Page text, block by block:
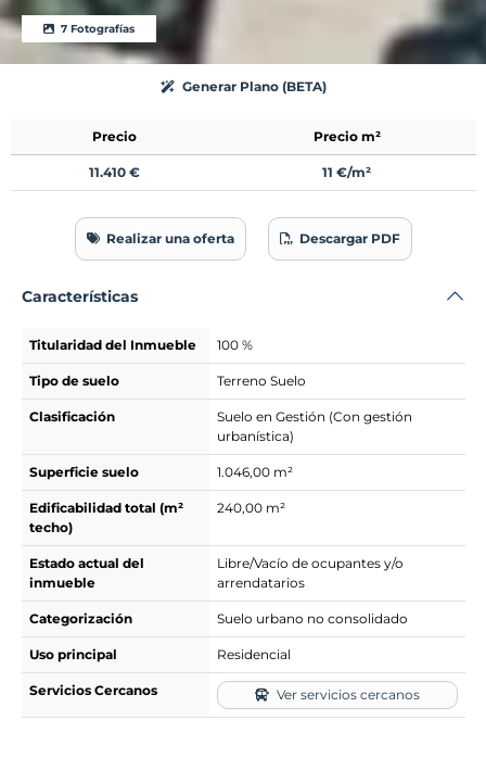
7 Fotografías
Generar Plano (BETA)
Precio Precio m²
11.410 € 11 €/m²
Realizar una oferta Descargar PDF
Características
Titularidad del Inmueble 100 %
Tipo de suelo Terreno Suelo
Clasificación
Suelo en Gestión (Con gestión
urbanística)
Superficie suelo 1.046,00 m²
Edificabilidad total (m²
techo)
240,00 m²
Estado actual del
inmueble
Libre/Vacío de ocupantes y/o
arrendatarios
Categorización Suelo urbano no consolidado
Uso principal Residencial
Servicios Cercanos Ver servicios cercanos